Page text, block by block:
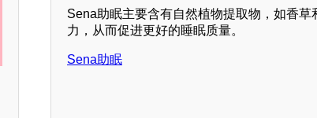
Sena助眠主要含有自然植物提取物，如香
力，从而促进更好的睡眠质量。
Sena助眠